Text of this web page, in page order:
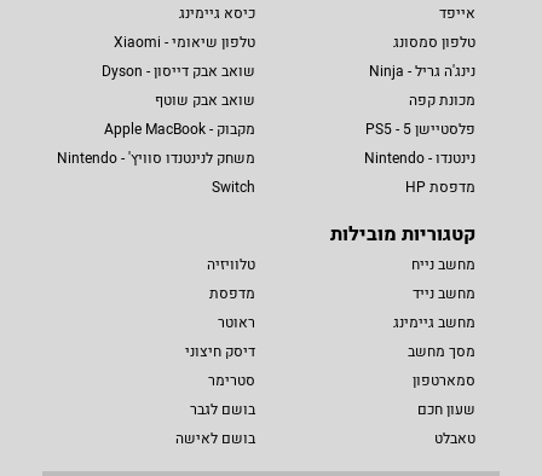
אייפד
טלפון סמסונג
נינג'ה גריל - Ninja
מכונת קפה
פלסטיישן 5 - PS5
נינטנדו - Nintendo
מדפסת HP
כיסא גיימינג
טלפון שיאומי - Xiaomi
שואב אבק דייסון - Dyson
שואב אבק שוטף
מקבוק - Apple MacBook
משחק לנינטנדו סוויץ' - Nintendo
Switch
קטגוריות מובילות
מחשב נייח
מחשב נייד
מחשב גיימינג
מסך מחשב
סמארטפון
שעון חכם
טאבלט
טלוויזיה
מדפסת
ראוטר
דיסק חיצוני
סטרימר
בושם לגבר
בושם לאישה